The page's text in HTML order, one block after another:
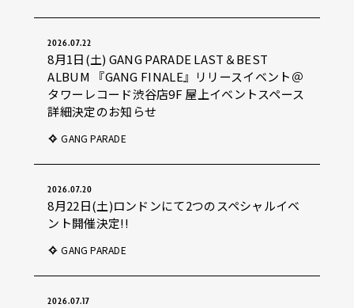
2026.07.22
8月1日(土) GANG PARADE LAST＆BEST
ALBUM 『GANG FINALE』リリースイベント＠
タワーレコード渋谷店9F 屋上イベントスペース
詳細決定のお知らせ
GANG PARADE
2026.07.20
8月22日(土)ロンドンにて2つのスペシャルイベ
ント開催決定!!
GANG PARADE
2026.07.17